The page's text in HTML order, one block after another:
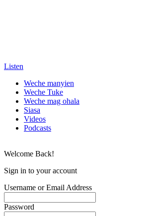
Listen
Weche manyien
Weche Tuke
Weche mag ohala
Siasa
Videos
Podcasts
Welcome Back!
Sign in to your account
Username or Email Address
Password